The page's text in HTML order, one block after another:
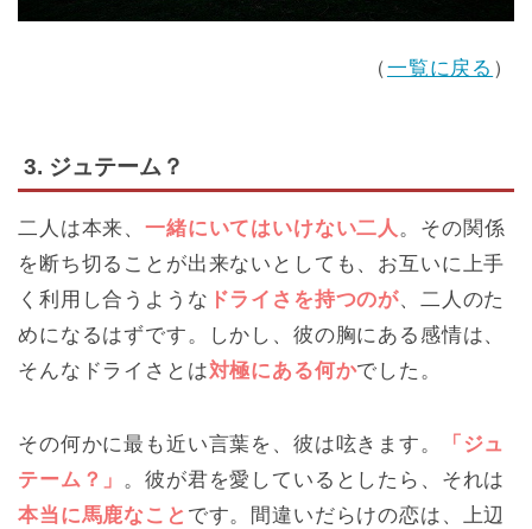
（一覧に戻る ）
3. ジュテーム？
二人は本来、一緒にいてはいけない二人。その関係
を断ち切ることが出来ないとしても、お互いに上手
く利用し合うような ドライさを持つのが、二人のた
めになるはずです。しかし、彼の胸にある感情は、
そんなドライさとは対極にある何かでした。
その何かに最も近い言葉を、彼は呟きます。
「ジュ
テーム？」 。彼が君を愛しているとしたら、それは
本当に馬鹿なこと です。間違いだらけの恋は、上辺